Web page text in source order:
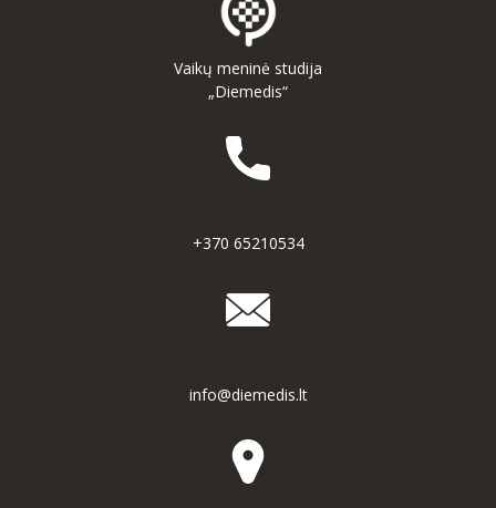
Vaikų meninė studija
„Diemedis“
+370 65210534
info@diemedis.lt